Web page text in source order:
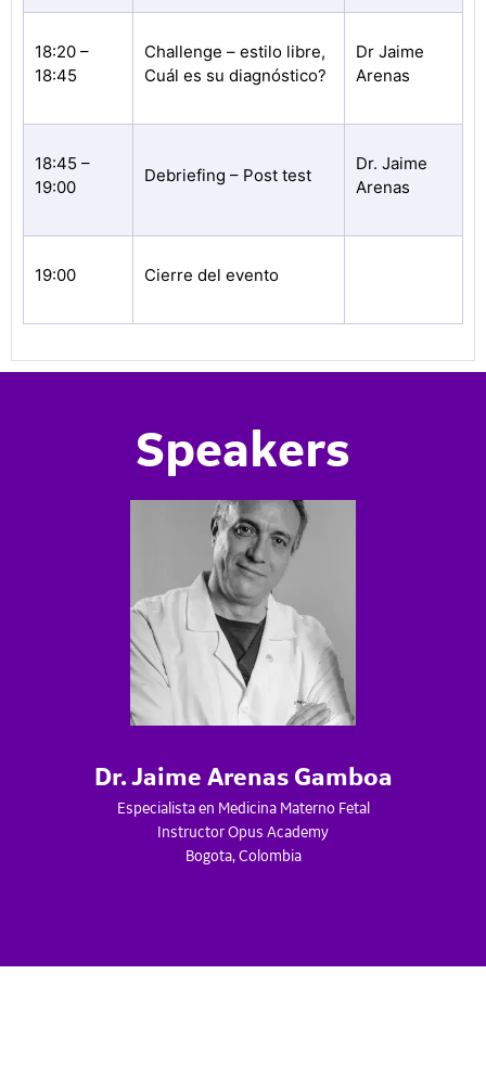
18:20 –
18:45
Challenge – estilo libre,
Cuál es su diagnóstico?
Dr Jaime
Arenas
18:45 –
19:00
Debriefing – Post test
Dr. Jaime
Arenas
19:00 Cierre del evento
Speakers
Dr. Jaime Arenas Gamboa
Especialista en Medicina Materno Fetal
Instructor Opus Academy
Bogota, Colombia